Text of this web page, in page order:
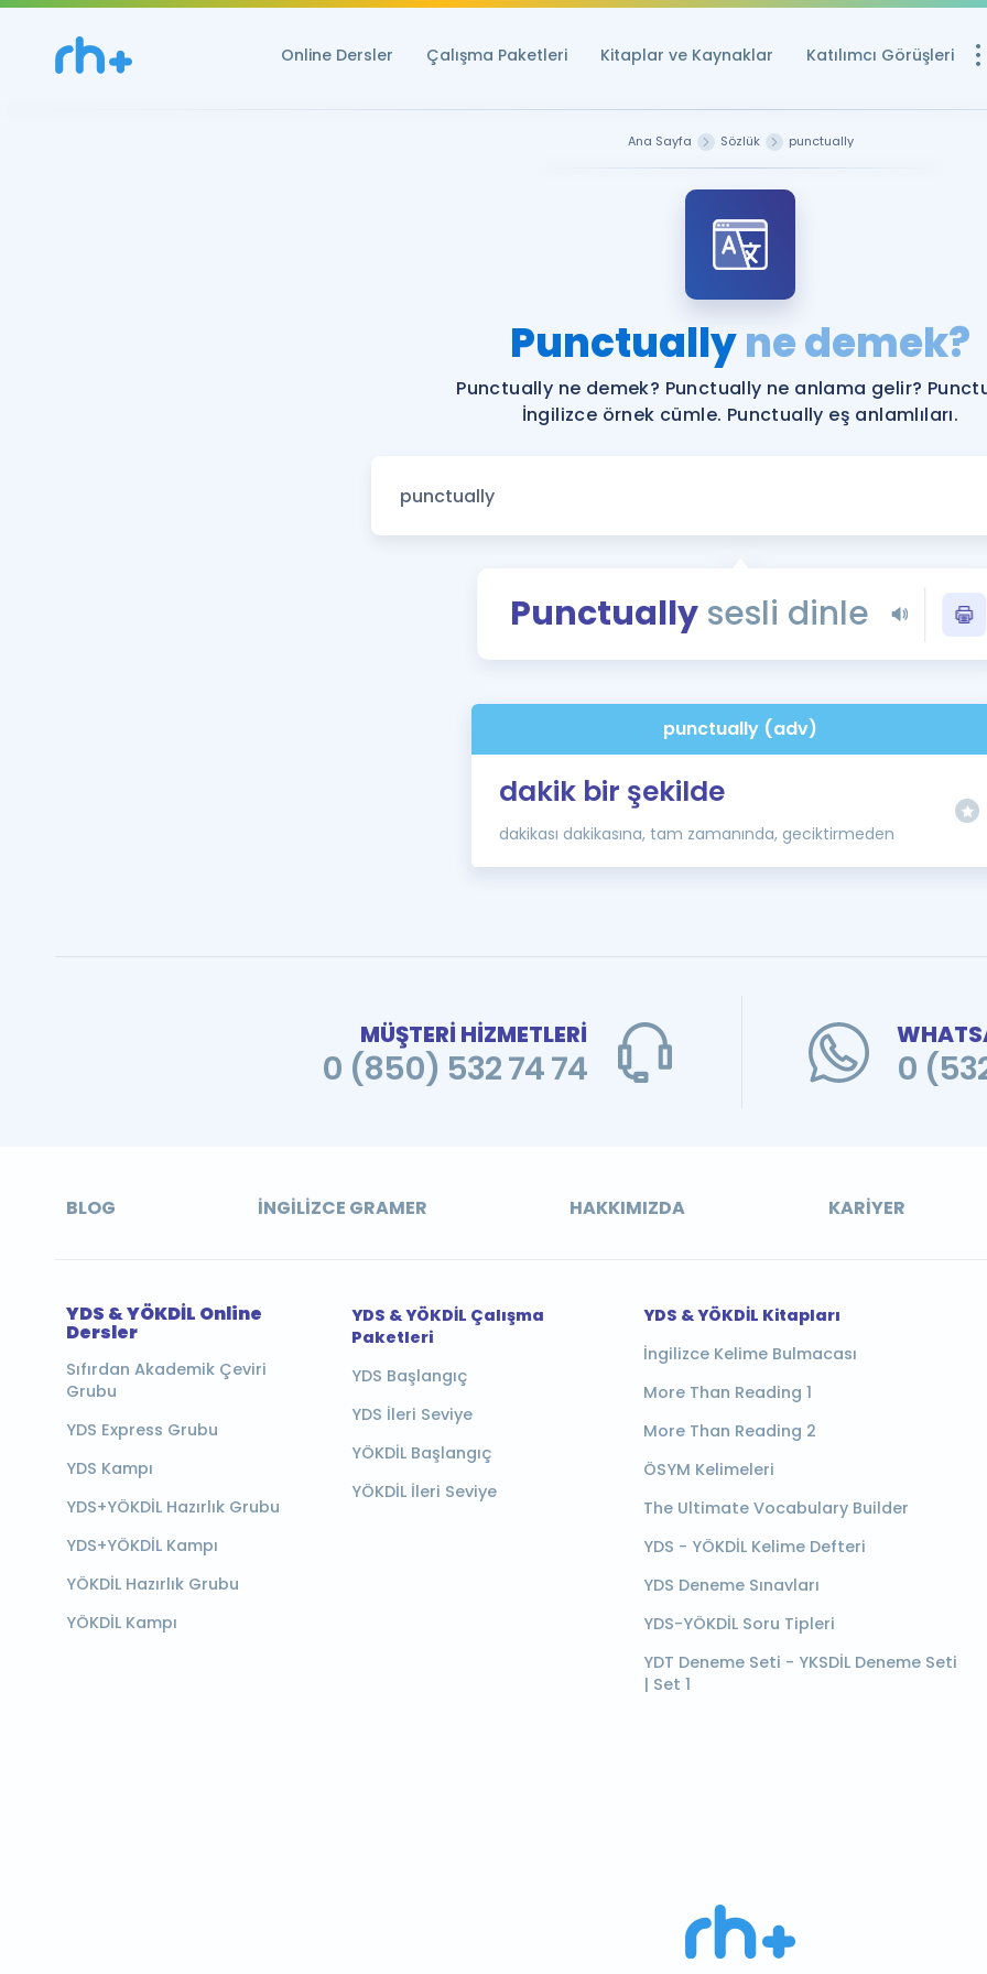
Online Dersler Çalışma Paketleri Kitaplar ve Kaynaklar Katılımcı Görüşleri
Ücretsiz
YDS ve YÖKDİL
YDS ve YÖKDİL'e
Tüm ÖSYM
YDS - YÖKDİL
İngilizce
Ana Sayfa Sözlük punctually
Punctuallyne demek?
Punctually ne demek? Punctually ne anlama gelir?
İngilizce örnek cümle. Punctually eş anlamlıları.
Punctually sesli dinle
punctually (adv)
dakik bir şekilde
dakikası dakikasına, tam zamanında, geciktirmeden
MÜŞTERİ HİZMETLERİ
0 (850) 532 74 74 0
BLOG İNGILIZCE GRAMER HAKKIMIZDA KARIYER
YDS & YÖKDİL Online
Dersler
Sıfırdan Akademik Çeviri
Grubu
YDS Express Grubu
YDS Kampı
YDS+YÖKDİL Hazırlık Grubu
YDS+YÖKDİL Kampı
YÖKDİL Hazırlık Grubu
YÖKDİL Kampı
YDS & YÖKDİL Çalışma
Paketleri
YDS Başlangıç
YDS İleri Seviye
YÖKDİL Başlangıç
YÖKDİL İleri Seviye
YDS & YÖKDİL Kitapları
İngilizce Kelime Bulmacası
More Than Reading 1
More Than Reading 2
ÖSYM Kelimeleri
The Ultimate Vocabulary Builder
YDS - YÖKDİL Kelime Defteri
YDS Deneme Sınavları
YDS-YÖKDİL Soru Tipleri
YDT Deneme Seti - YKSDİL Deneme Seti
| Set 1